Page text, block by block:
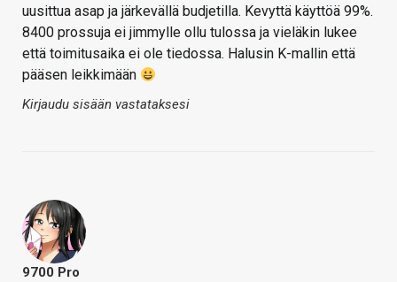
uusittua asap ja järkevällä budjetilla. Kevyttä käyttöä 99%.
8400 prossuja ei jimmylle ollu tulossa ja vieläkin lukee
että toimitusaika ei ole tiedossa. Halusin K-mallin että
pääsen leikkimään
Kirjaudu sisään vastataksesi
9700 Pro